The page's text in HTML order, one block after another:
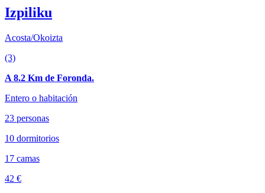
Izpiliku
Acosta/Okoizta
(3)
A 8.2 Km de Foronda.
Entero o habitación
23 personas
10 dormitorios
17 camas
42 €